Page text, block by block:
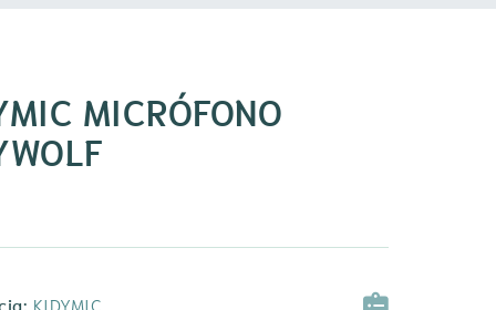
MICRÓFONO